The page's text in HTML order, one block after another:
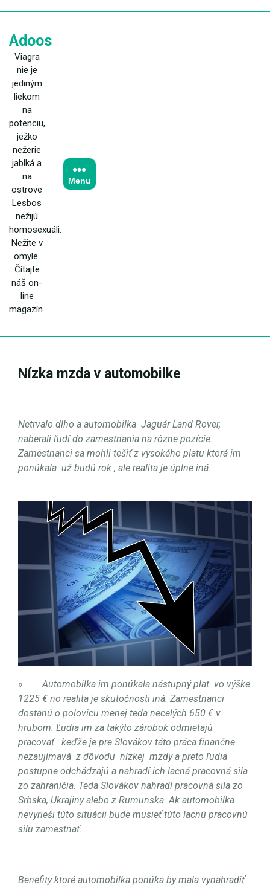
content
Adoos
Viagra
nie je
jediným
liekom
na
potenciu,
ježko
nežerie
jablká a
na
ostrove
Lesbos
nežijú
homosexuáli.
Nežite v
omyle.
Čítajte
náš on-
line
magazín.
Menu
Nízka mzda v automobilke
Netrvalo dlho a automobilka Jaguár Land Rover,
naberali ľudí do zamestnania na rôzne pozície.
Zamestnanci sa mohli tešiť z vysokého platu ktorá im
ponúkala už budú rok , ale realita je úplne iná.
» Automobilka im ponúkala nástupný plat vo výške
1225 € no realita je skutočnosti iná. Zamestnanci
dostanú o polovicu menej teda necelých 650 € v
hrubom. Ľudia im za takýto zárobok odmietajú
pracovať. keďže je pre Slovákov táto práca finančne
nezaujímavá z dôvodu nízkej mzdy a preto ľudia
postupne odchádzajú a nahradí ich lacná pracovná sila
zo zahraničia. Teda Slovákov nahradí pracovná sila zo
Srbska, Ukrajiny alebo z Rumunska. Ak automobilka
nevyrieši túto situácii bude musieť túto lacnú pracovnú
silu zamestnať.
Benefity ktoré automobilka ponúka by mala vynahradiť